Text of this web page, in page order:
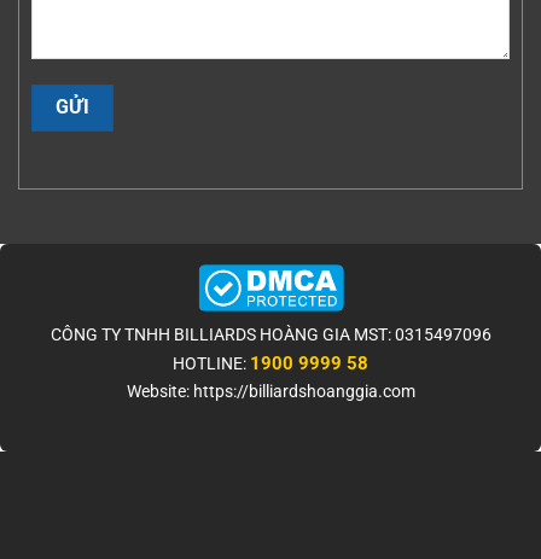
CÔNG TY TNHH BILLIARDS HOÀNG GIA MST: 0315497096
HOTLINE: 1900 9999 58
Website: https://billiardshoanggia.com